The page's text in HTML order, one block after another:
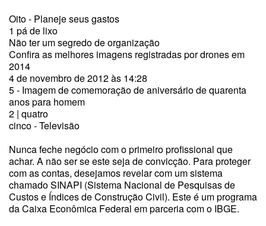
Oito - Planeje seus gastos
1 pá de lixo
Não ter um segredo de organização
Confira as melhores imagens registradas por drones em
2014
4 de novembro de 2012 às 14:28
5 - Imagem de comemoração de aniversário de quarenta
anos para homem
2 | quatro
cinco - Televisão
Nunca feche negócio com o primeiro profissional que
achar. A não ser se este seja de convicção. Para proteger
com as contas, desejamos revelar com um sistema
chamado SINAPI (Sistema Nacional de Pesquisas de
Custos e Índices de Construção Civil). Este é um programa
da Caixa Econômica Federal em parceria com o IBGE.